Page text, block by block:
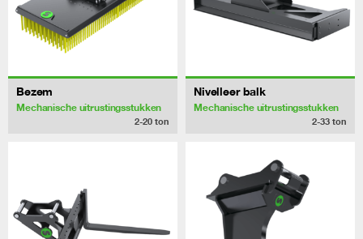
Bezem
Mechanische uitrustingsstukken
2-20 ton
Nivelleer balk
Mechanische uitrustingsstukken
2-33 ton